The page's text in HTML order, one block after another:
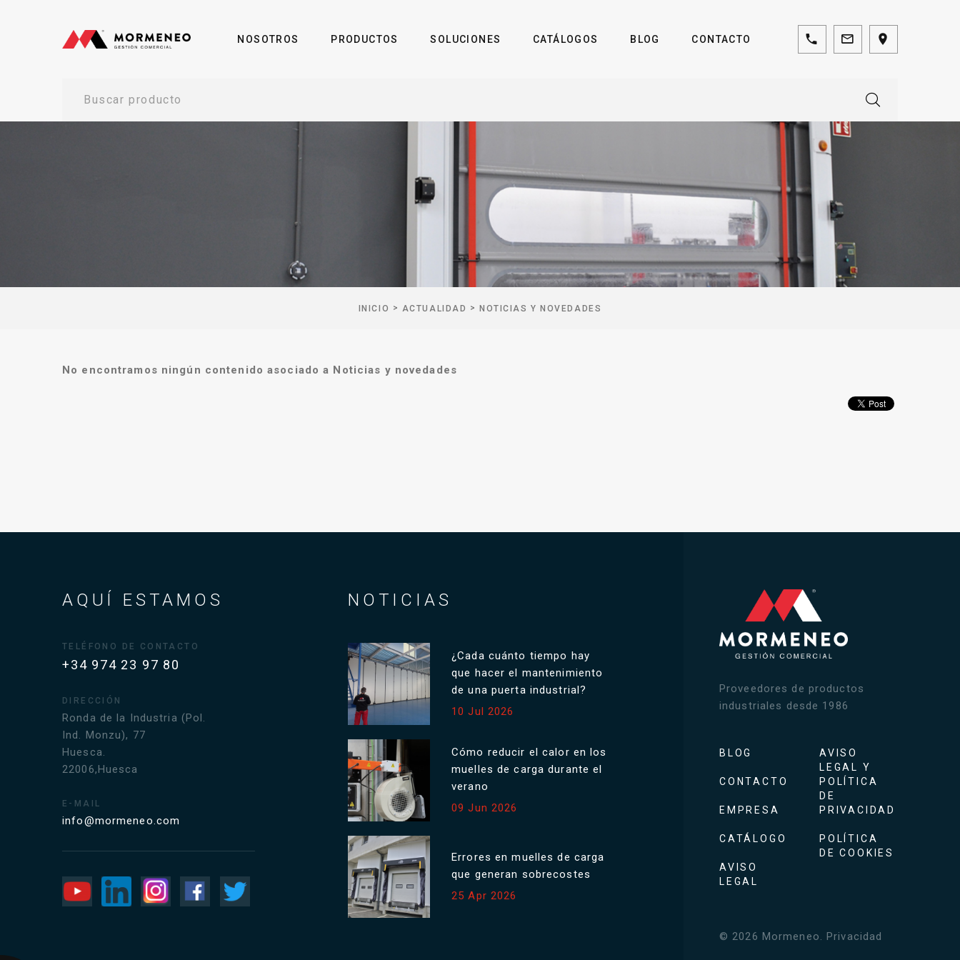
NOSOTROS PRODUCTOS SOLUCIONES CATÁLOGOS BLOG CONTACTO
Buscar producto
INICIO > ACTUALIDAD >NOTICIAS Y NOVEDADES
No encontramos ningún contenido asociado a Noticias y novedades
AQUÍ ESTAMOS
TELÉFONO DE CONTACTO
+34 974 23 97 80
DIRECCIÓN
Ronda de la Industria (Pol.
Ind. Monzu), 77
Huesca.
22006,Huesca
E-MAIL
info@mormeneo.com
NOTICIAS
¿Cada cuánto tiempo hay
que hacer el mantenimiento
de una puerta industrial?
10 Jul 2026
Cómo reducir el calor en los
muelles de carga durante el
verano
09 Jun 2026
Errores en muelles de carga
que generan sobrecostes
25 Apr 2026
Proveedores de productos
industriales desde 1986
BLOG
CONTACTO
EMPRESA
CATÁLOGO
AVISO
LEGAL
AVISO
LEGAL Y
POLÍTICA
DE
PRIVACIDAD
POLÍTICA
DE COOKIES
©2026 Mormeneo.Privacidad